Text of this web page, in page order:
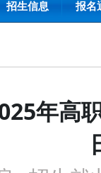
招生信息 报名
年高